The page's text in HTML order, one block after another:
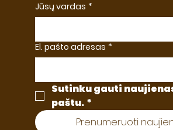
Jūsų vardas *
El. pašto adresas *
Sutinku gauti
paštu. *
Prenumeruoti